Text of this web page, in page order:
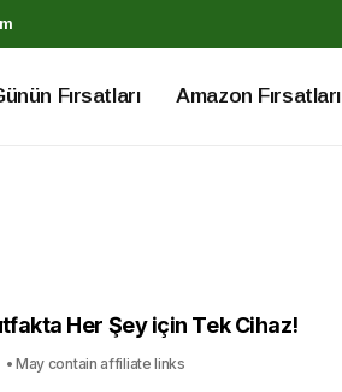
Fırsatları Amazon Fırsatları
Her Şey için Tek Cihaz!
• May contain affiliate links